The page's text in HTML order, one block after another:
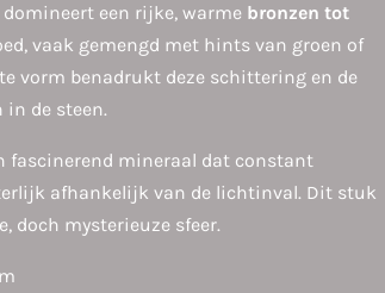
een rijke, warme bronzen tot
vaak gemengd met hints van groen of
vorm benadrukt deze schittering en de
de steen.
fascinerend mineraal dat constant
afhankelijk van de lichtinval. Dit stuk
doch mysterieuze sfeer.